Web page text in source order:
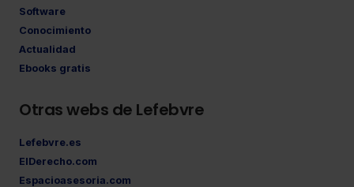
Software
Conocimiento
Actualidad
Ebooks gratis
Otras webs de Lefebvre
Lefebvre.es
ElDerecho.com
Espacioasesoria.com